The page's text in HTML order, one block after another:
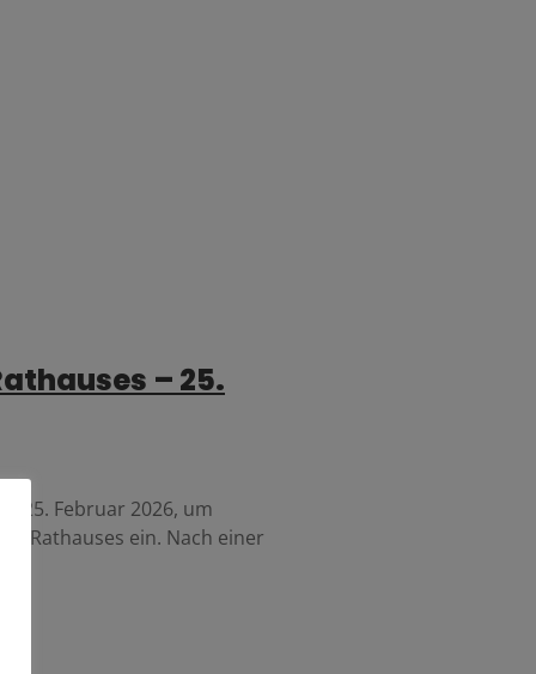
– 25.
25. Februar 2026, um
Rathauses ein. Nach einer